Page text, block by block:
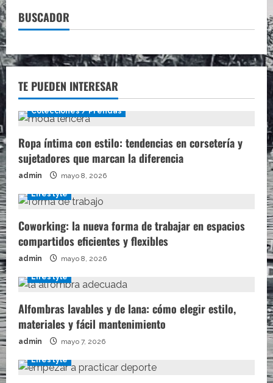
BUSCADOR
TE PUEDEN INTERESAR
Colecciones / Prendas
Ropa íntima con estilo: tendencias en corsetería y
sujetadores que marcan la diferencia
admin mayo 8, 2026
Lifestyle
Coworking: la nueva forma de trabajar en espacios
compartidos eficientes y flexibles
admin mayo 8, 2026
Lifestyle
Alfombras lavables y de lana: cómo elegir estilo,
materiales y fácil mantenimiento
admin mayo 7, 2026
Lifestyle